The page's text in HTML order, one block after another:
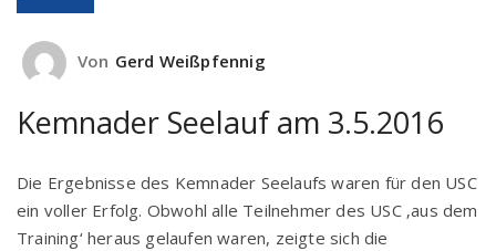
Von Gerd Weißpfennig
Kemnader Seelauf am 3.5.2016
Die Ergebnisse des Kemnader Seelaufs waren für den USC
ein voller Erfolg. Obwohl alle Teilnehmer des USC ‚aus dem
Training‘ heraus gelaufen waren, zeigte sich die